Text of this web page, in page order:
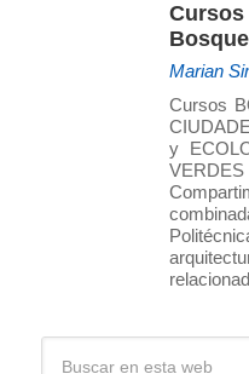
Cursos
Marian
Cursos
y
Barra